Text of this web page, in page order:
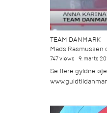
TEAM DANMARK
Mads Rasmussen
747 views 9. marts
Se flere gyldne